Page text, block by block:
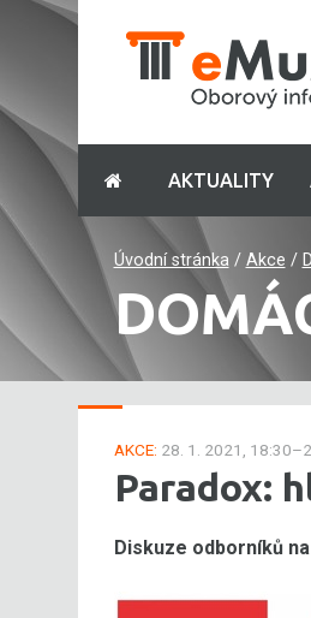
AKTUALITY
Úvodní stránka/ Akce /
AKCE: 28. 1. 2021,
Paradox:
Diskuze odborníků